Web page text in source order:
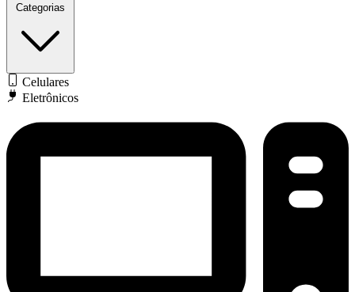
Categorias
Celulares
Eletrônicos